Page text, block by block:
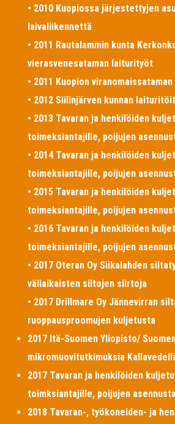
• 2010 Kuopiossa järjestettyjen
laivaliikennettä
• 2011 Rautalammin kunta
vierasvenesataman laiturityöt
• 2011 Kuopion
• 2012 Siilinjärven kunnan
• 2013 Tavaran ja henkilöiden
toimeksiantajille, poijujen
• 2014 Tavaran ja henkilöiden
toimeksiantajille, poijujen
• 2015 Tavaran ja henkilöiden
toimeksiantajille, poijujen
• 2016 Tavaran ja henkilöiden
toimeksiantajille, poijujen
• 2017 Oteran Oy Siikalahden
väliaikaisten siltojen siirtoja
• 2017 Drillmare Oy Jännevirran
ruoppausproomujen kuljetusta
2017 Itä-Suomen Yliopisto/
mikromuovitutkimuksia
2017 Tavaran ja henkilöiden
toimksiantajille, poijujen
2018 Tavaran-, työkoneiden- ja